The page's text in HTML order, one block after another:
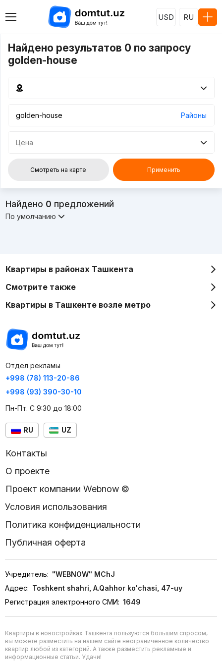
USD RU
Найдено результатов 0 по запросу
golden-house
Районы
Цена
Смотреть на карте Применить
Найдено 0 предложений
По умолчанию
Квартиры в районах Ташкента
Смотрите также
Квартиры в Ташкенте возле метро
Отдел рекламы
+998 (78) 113-20-86
+998 (93) 390-30-10
Пн-Пт. С 9:30 до 18:00
RU UZ
Контакты
О проекте
Проект компании Webnow ©
Условия использования
Политика конфиденциальности
Публичная оферта
Учредитель: "WEBNOW" MChJ
Адрес: Toshkent shahri, A.Qahhor ko'chasi, 47-uy
Регистрация электронного СМИ: 1649
Квартиры в новостройках Ташкента пользуются большим спросом,
вы можете разместить на нашем сайте неограниченное количество
квартир любой из категорий. А также разместить рекламные и
информационные статьи. Удачи!